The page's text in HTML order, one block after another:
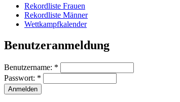
Rekordliste Frauen
Rekordliste Männer
Wettkampfkalender
Benutzeranmeldung
Benutzername: *
Passwort: *